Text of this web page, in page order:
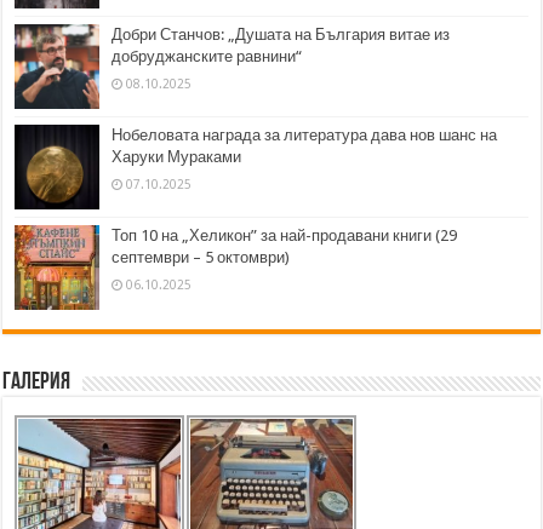
Добри Станчов: „Душата на България витае из
добруджанските равнини“
08.10.2025
Нобеловата награда за литература дава нов шанс на
Харуки Мураками
07.10.2025
Топ 10 на „Хеликон” за най-продавани книги (29
септември – 5 октомври)
06.10.2025
Галерия